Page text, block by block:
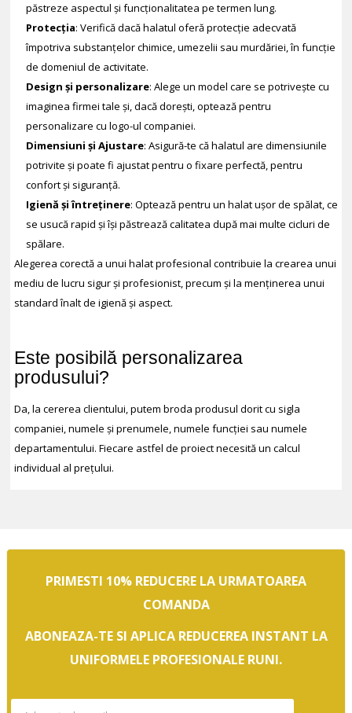
păstreze aspectul și funcționalitatea pe termen lung.
Protecția: Verifică dacă halatul oferă protecție adecvată
împotriva substanțelor chimice, umezelii sau murdăriei, în funcție
de domeniul de activitate.
Design și personalizare: Alege un model care se potrivește cu
imaginea firmei tale și, dacă dorești, optează pentru
personalizare cu logo-ul companiei.
Dimensiuni și Ajustare: Asigură-te că halatul are dimensiunile
potrivite și poate fi ajustat pentru o fixare perfectă, pentru
confort și siguranță.
Igienă și întreținere: Optează pentru un halat ușor de spălat, ce
se usucă rapid și își păstrează calitatea după mai multe cicluri de
spălare.
Alegerea corectă a unui halat profesional contribuie la crearea unui
mediu de lucru sigur și profesionist, precum și la menținerea unui
standard înalt de igienă și aspect.
Este posibilă personalizarea
produsului?
Da, la cererea clientului, putem broda produsul dorit cu sigla
companiei, numele și prenumele, numele funcției sau numele
departamentului. Fiecare astfel de proiect necesită un calcul
individual al prețului.
PRIMESTI 10% REDUCERE LA URMATOAREA
COMANDA
ABONEAZA-TE SI APLICA REDUCEREA INSTANT LA
UNIFORMELE PROFESIONALE RUNI.